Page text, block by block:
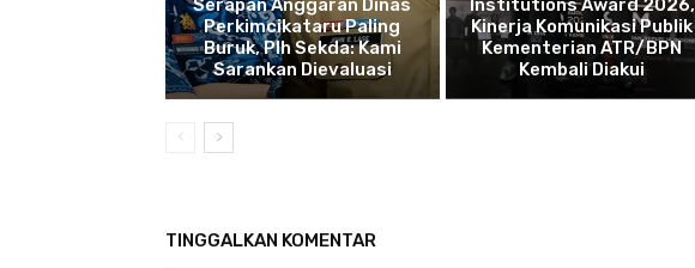
Serapan Anggaran Dinas
Perkimcikataru Paling
Buruk, Plh Sekda: Kami
Sarankan Dievaluasi
Institutions Award 2026,
Kinerja Komunikasi Publik
Kementerian ATR/BPN
Kembali Diakui
TINGGALKAN KOMENTAR